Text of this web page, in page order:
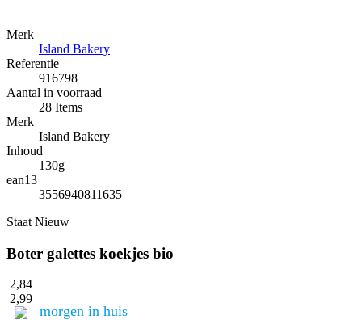
Merk
Island Bakery
Referentie
916798
Aantal in voorraad
28 Items
Merk
Island Bakery
Inhoud
130g
ean13
3556940811635
Staat Nieuw
Boter galettes koekjes bio
2,84
2,99
morgen in huis